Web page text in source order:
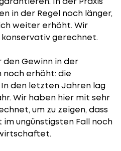
in der Regel noch länger,
weiter erhöht. Wir
gerechnet.
Gewinn in der
erhöht: die
In den letzten Jahren lag
Wir haben hier mit sehr
um zu zeigen, dass
ungünstigsten Fall noch